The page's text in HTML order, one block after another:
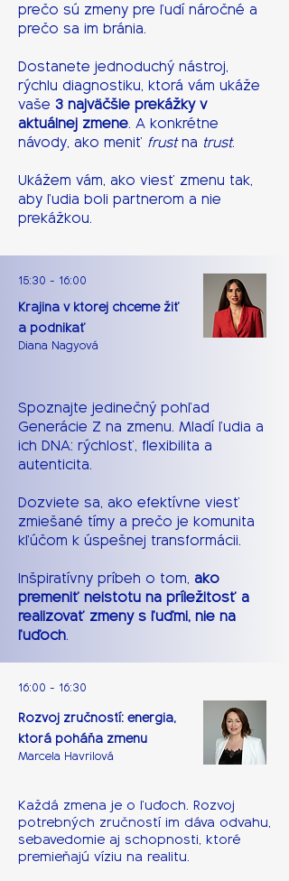
prečo sú zmeny pre ľudí náročné a
prečo sa im bránia.
Dostanete jednoduchý nástroj,
rýchlu diagnostiku, ktorá vám ukáže
vaše 3 najväčšie prekážky v
aktuálnej zmene. A konkrétne
návody, ako meniť frustna trust.
Ukážem vám, ako viesť zmenu tak,
aby ľudia boli partnerom a nie
prekážkou.
15:30 - 16:00
Krajina v ktorej chceme žiť
a podnikať
Diana Nagyová
Spoznajte jedinečný pohľad
Generácie Z na zmenu. Mladí ľudia a
ich DNA: rýchlosť, flexibilita a
autenticita.
Dozviete sa, ako efektívne viesť
zmiešané tímy a prečo je komunita
kľúčom k úspešnej transformácii.
Inšpiratívny príbeh o tom, ako
premeniť neistotu na príležitosť a
realizovať zmeny s ľuďmi, nie na
ľuďoch.
16:00 - 16:30
Rozvoj zručností: energia,
ktorá poháňa zmenu
Marcela Havrilová
Každá zmena je o ľuďoch. Rozvoj
potrebných zručností im dáva odvahu,
sebavedomie aj schopnosti, ktoré
premieňajú víziu na realitu.